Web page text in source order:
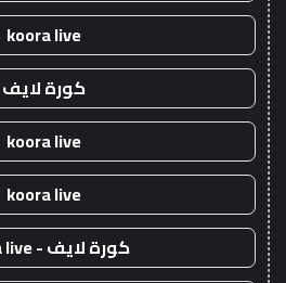
koora live
كورة لايف
koora live
koora live
كورة لايف - koora live